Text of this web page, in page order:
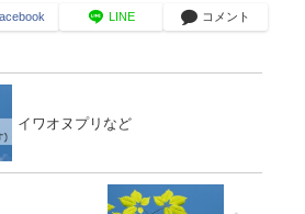
LINE コメント
イワオヌプリなど